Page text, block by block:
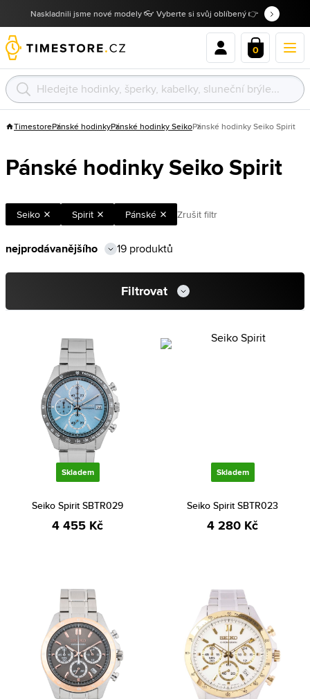
Naskladnili jsme nové modely 👓 Vyberte si svůj oblíbený 👉
0
TimestorePánské hodinkyPánské hodinky SeikoPánské hodinky Seiko Spirit
Pánské hodinky Seiko Spirit
Seiko Spirit Pánské Zrušit filtr
19 produktů
Filtrovat
Skladem
Seiko Spirit SBTR029
4 455 Kč
Skladem
Seiko Spirit SBTR023
4 280 Kč